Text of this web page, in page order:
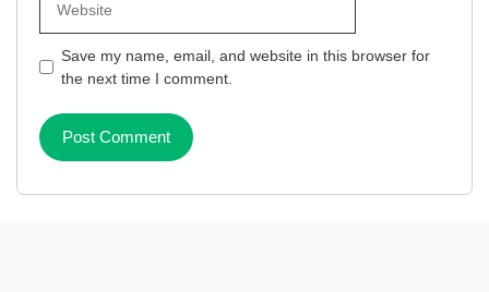
Save my name, email, and website in this browser for
the next time I comment.